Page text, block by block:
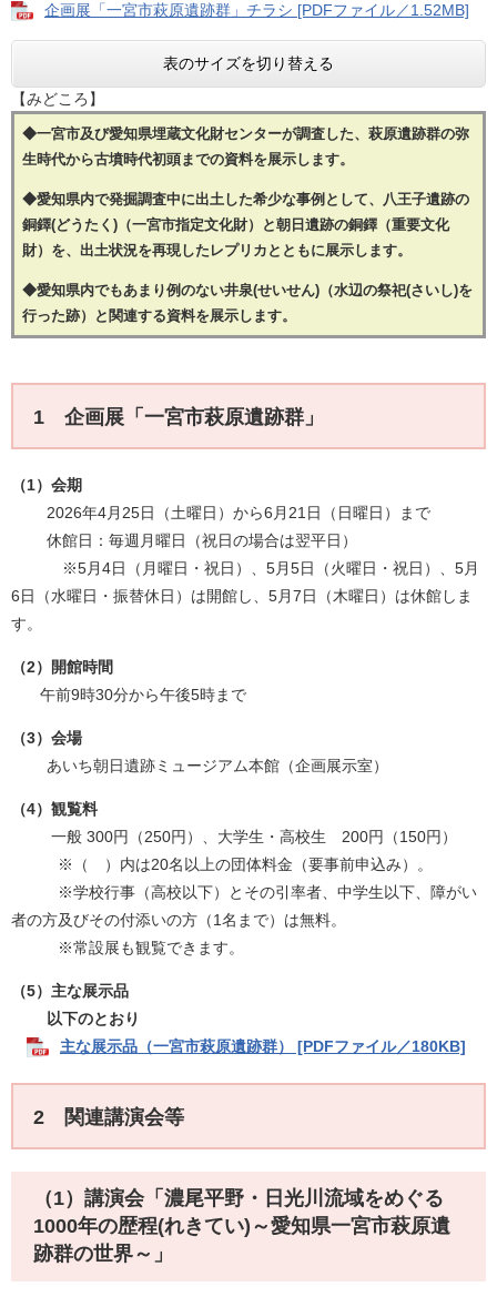
企画展「一宮市萩原遺跡群」チラシ [PDFファイル／1.52MB]
表のサイズを切り替える
【みどころ】
◆一宮市及び愛知県埋蔵文化財センターが調査した、萩原遺跡群の弥
生時代から古墳時代初頭までの資料を展示します。
◆愛知県内で発掘調査中に出土した希少な事例として、八王子遺跡の
銅鐸(どうたく)（一宮市指定文化財）と朝日遺跡の銅鐸（重要文化
財）を、出土状況を再現したレプリカとともに展示します。
◆愛知県内でもあまり例のない井泉(せいせん)（水辺の祭祀(さいし)を
行った跡）と関連する資料を展示します。
1 企画展​「一宮市萩原遺跡群 」​
（1）会期
2026年4月25日（土曜日）から6月21日（日曜日）まで
休館日：毎週月曜日（祝日の場合は翌平日）
※5月4日（月曜日・祝日）、5月5日（火曜日・祝日）、5月
6日（水曜日・振替休日）は開館し、5月7日（木曜日）は休館しま
す。​​​
（2）開館時間
午前9時30分から午後5時まで
（3）会場
あいち朝日遺跡ミュージアム本館（企画展示室）
（4）観覧料
一般 300円（250円）、大学生・高校生 200円（150円）
※（ ）内は20名以上の団体料金（要事前申込み）。
※学校行事（高校以下）とその引率者、中学生以下、障がい
者の方及びその付添いの方（1名まで）は無料。
※常設展も観覧できます。​
（5）主な展示品
以下のとおり
主な展示品（一宮市萩原遺跡群） [PDFファイル／180KB]
2 関連講演会等
（1） 講演会「濃尾平野・日光川流域をめぐる
1000年の歴程(れきてい)～愛知県一宮市萩原遺
跡群の世界～」